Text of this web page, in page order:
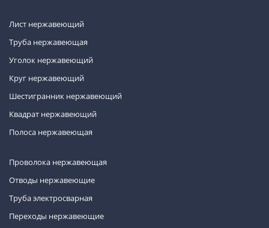
Лист нержавеющий
Труба нержавеющая
Уголок нержавеющий
Круг нержавеющий
Шестигранник нержавеющий
Квадрат нержавеющий
Полоса нержавеющая
Проволока нержавеющая
Отводы нержавеющие
Труба электросварная
Переходы нержавеющие